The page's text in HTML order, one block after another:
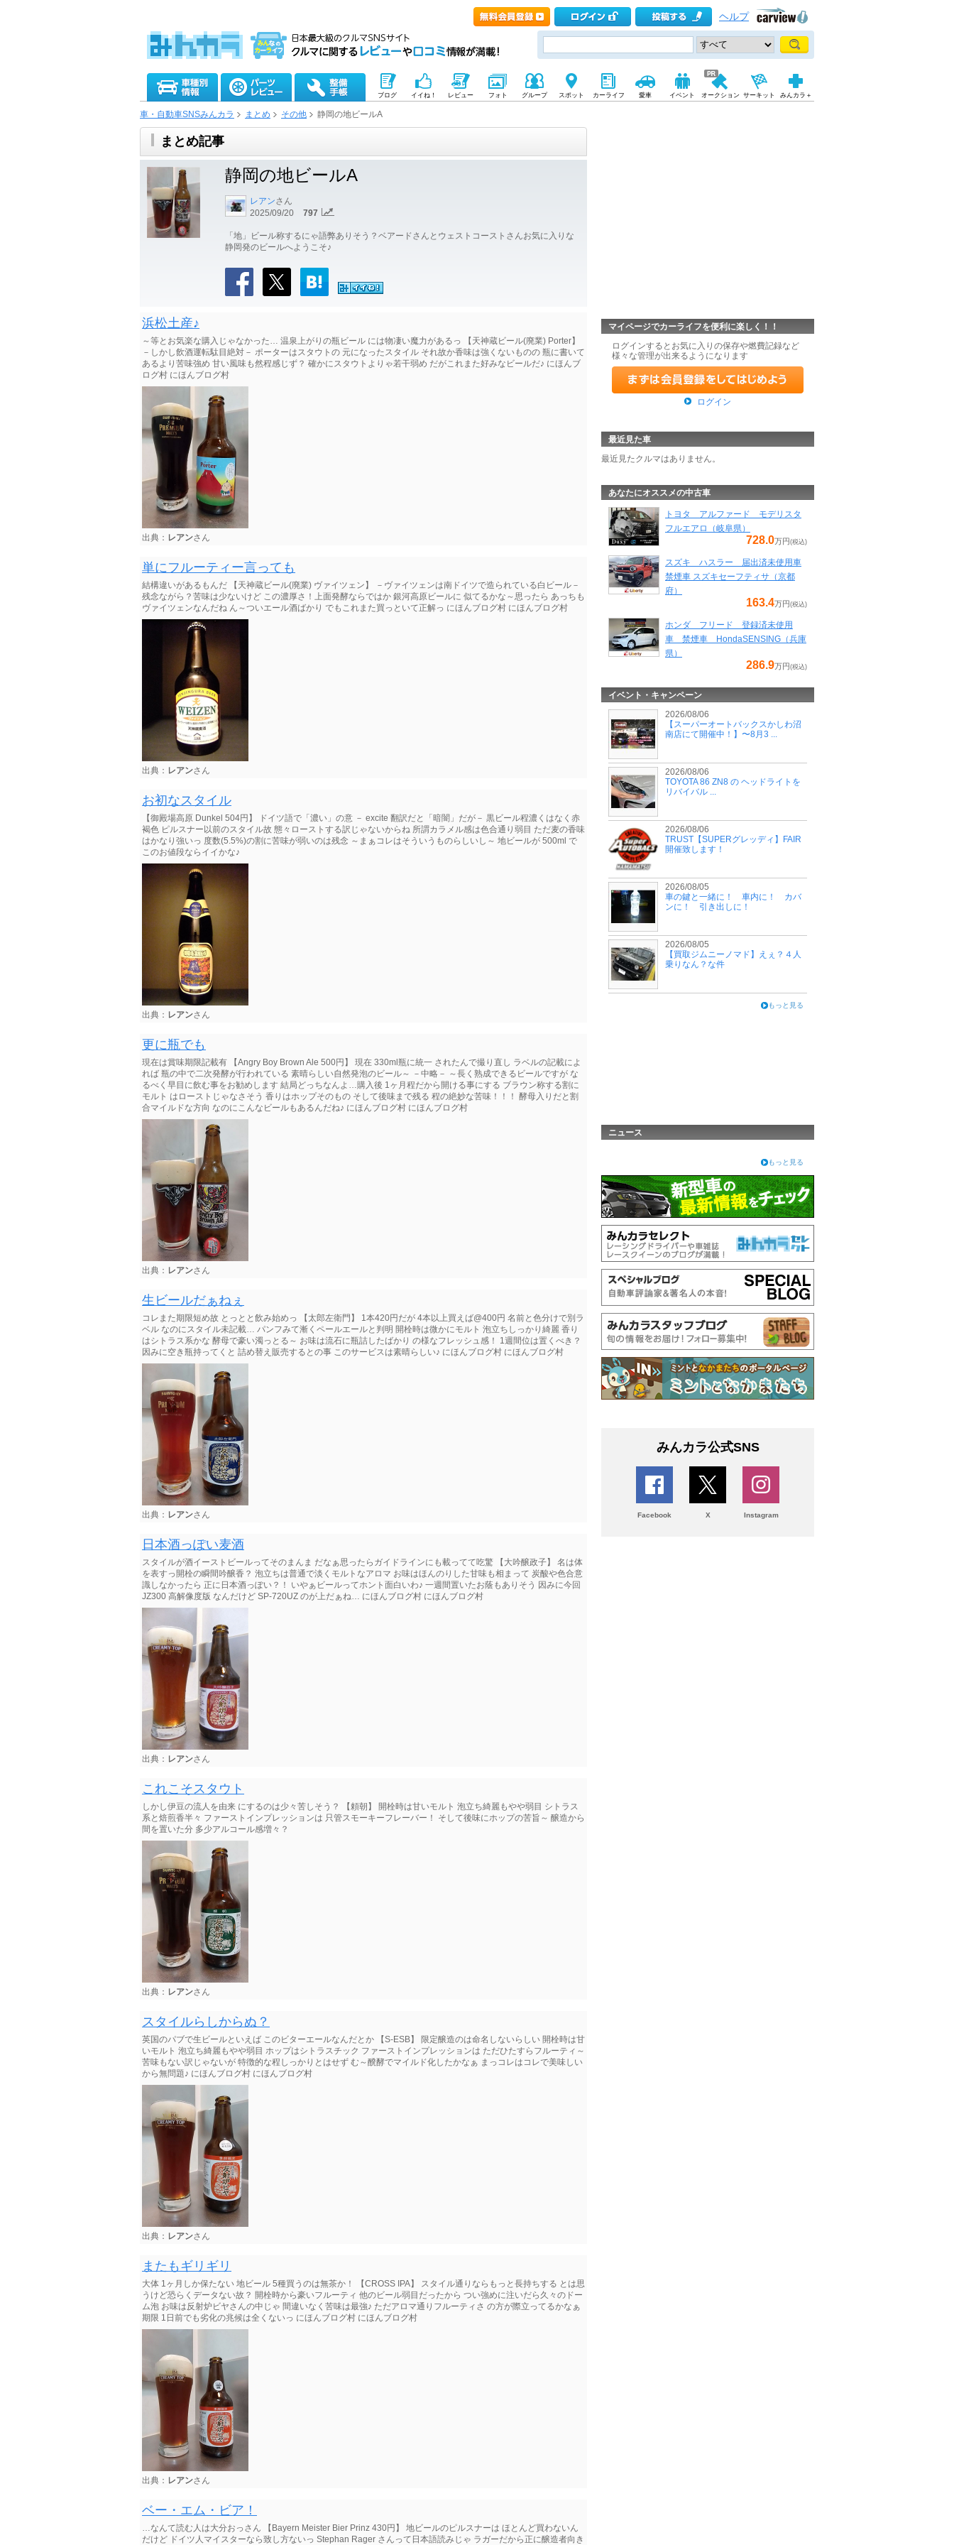
ヘルプ
ブログ イイね！ レビュー フォト グループ スポット カーライフ 愛車 イベント オークション サーキット みんカラ＋
車・自動車SNSみんカラ まとめ その他 静岡の地ビールA
まとめ記事
静岡の地ビールA
レアンさん
2025/09/20
797
「地」ビール称するにゃ語弊ありそう？ベアードさんとウェストコーストさんお気に入りな
静岡発のビールへようこそ♪
浜松土産♪
～等とお気楽な購入じゃなかった… 温泉上がりの瓶ビール には物凄い魔力があるっ 【天神蔵ビール(廃業) Porter】
－しかし飲酒運転駄目絶対－ ポーターはスタウトの 元になったスタイル それ故か香味は強くないものの 瓶に書いて
あるより苦味強め 甘い風味も然程感じず？ 確かにスタウトよりゃ若干弱め だがこれまた好みなビールだ♪ にほんブ
ログ村 にほんブログ村
出典： レアンさん
単にフルーティー言っても
結構違いがあるもんだ 【天神蔵ビール(廃業) ヴァイツェン】 －ヴァイツェンは南ドイツで造られている白ビール－
残念ながら？苦味は少ないけど この濃厚さ！上面発酵ならではか 銀河高原ビールに 似てるかな～思ったら あっちも
ヴァイツェンなんだね ん～ついエール酒ばかり でもこれまた買っといて正解っ にほんブログ村 にほんブログ村
出典： レアンさん
お初なスタイル
【御殿場高原 Dunkel 504円】 ドイツ語で「濃い」の意 － excite 翻訳だと「暗闇」だが－ 黒ビール程濃くはなく赤
褐色 ピルスナー以前のスタイル故 態々ローストする訳じゃないからね 所謂カラメル感は色合通り弱目 ただ麦の香味
はかなり強いっ 度数(5.5%)の割に苦味が弱いのは残念 ～まぁコレはそういうものらしいし～ 地ビールが 500ml で
このお値段ならイイかな♪
出典： レアンさん
更に瓶でも
現在は賞味期限記載有 【Angry Boy Brown Ale 500円】 現在 330ml瓶に統一 されたんで撮り直し ラベルの記載によ
れば 瓶の中で二次発酵が行われている 素晴らしい自然発泡のビール～ －中略－ ～長く熟成できるビールですが な
るべく早目に飲む事をお勧めします 結局どっちなんよ…購入後 1ヶ月程だから開ける事にする ブラウン称する割に
モルト はローストじゃなさそう 香りはホップそのもの そして後味まで残る 程の絶妙な苦味！！！ 酵母入りだと割
合マイルドな方向 なのにこんなビールもあるんだね♪ にほんブログ村 にほんブログ村
出典： レアンさん
生ビールだぁねぇ
コレまた期限短め故 とっとと飲み始めっ 【太郎左衛門】 1本420円だが 4本以上買えば@400円 名前と色分けで別ラ
ベル なのにスタイル未記載… パンフみて漸くペールエールと判明 開栓時は微かにモルト 泡立ちしっかり綺麗 香り
はシトラス系かな 酵母で豪い濁っとる～ お味は流石に瓶詰したばかり の様なフレッシュ感！ 1週間位は置くべき？
因みに空き瓶持ってくと 詰め替え販売するとの事 このサービスは素晴らしい♪ にほんブログ村 にほんブログ村
出典： レアンさん
日本酒っぽい麦酒
スタイルが酒イーストビールってそのまんま だなぁ思ったらガイドラインにも載ってて吃驚 【大吟醸政子】 名は体
を表すっ開栓の瞬間吟醸香？ 泡立ちは普通で淡くモルトなアロマ お味はほんのりした甘味も相まって 炭酸や色合意
識しなかったら 正に日本酒っぽい？！ いやぁビールってホント面白いわ♪ 一週間置いたお蔭もありそう 因みに今回
JZ300 高解像度版 なんだけど SP-720UZ のが上だぁね… にほんブログ村 にほんブログ村
出典： レアンさん
これこそスタウト
しかし伊豆の流人を由来 にするのは少々苦しそう？ 【頼朝】 開栓時は甘いモルト 泡立ち綺麗もやや弱目 シトラス
系と焙煎香半々 ファーストインプレッションは 只管スモーキーフレーバー！ そして後味にホップの苦旨～ 醸造から
間を置いた分 多少アルコール感増々？
出典： レアンさん
スタイルらしからぬ？
英国のパブで生ビールといえば このビターエールなんだとか 【S-ESB】 限定醸造のは命名しないらしい 開栓時は甘
いモルト 泡立ち綺麗もやや弱目 ホップはシトラスチック ファーストインプレッションは ただひたすらフルーティ～
苦味もない訳じゃないが 特徴的な程しっかりとはせず む～醗酵でマイルド化したかなぁ まっコレはコレで美味しい
から無問題♪ にほんブログ村 にほんブログ村
出典： レアンさん
またもギリギリ
大体 1ヶ月しか保たない 地ビール 5種買うのは無茶か！ 【CROSS IPA】 スタイル通りならもっと長持ちする とは思
うけど恐らくデータない故？ 開栓時から豪いフルーティ 他のビール弱目だったから つい強めに注いだら久々のドー
ム泡 お味は反射炉ビヤさんの中じゃ 間違いなく苦味は最強♪ ただアロマ通りフルーティさ の方が際立ってるかなぁ
期限 1日前でも劣化の兆候は全くないっ にほんブログ村 にほんブログ村
出典： レアンさん
ベー・エム・ビア！
…なんて読む人は大分おっさん 【Bayern Meister Bier Prinz 430円】 地ビールのピルスナーは ほとんど買わないん
だけど ドイツ人マイスターなら致し方ないっ Stephan Rager さんって日本語読みじゃ ラガーだから正に醸造者向き
マイページでカーライフを便利に楽しく！！
ログインするとお気に入りの保存や燃費記録など
様々な管理が出来るようになります
ログイン
最近見た車
最近見たクルマはありません。
あなたにオススメの中古車
トヨタ アルファード モデリスタ
フルエアロ（岐阜県）
728.0万円(税込)
スズキ ハスラー 届出済未使用車
禁煙車 スズキセーフティサ（京都
府）
163.4万円(税込)
ホンダ フリード 登録済未使用
車 禁煙車 HondaSENSING（兵庫
県）
286.9万円(税込)
イベント・キャンペーン
2026/08/06
【スーパーオートバックスかしわ沼
南店にて開催中！】〜8月3 ...
2026/08/06
TOYOTA 86 ZN8 の ヘッドライトを
リバイバル ...
2026/08/06
TRUST【SUPERグレッディ】FAIR
開催致します！
2026/08/05
車の鍵と一緒に！ 車内に！ カバ
ンに！ 引き出しに！
2026/08/05
【買取ジムニーノマド】えぇ？４人
乗りなん？な件
もっと見る
ニュース
もっと見る
みんカラ公式SNS
Facebook X Instagram